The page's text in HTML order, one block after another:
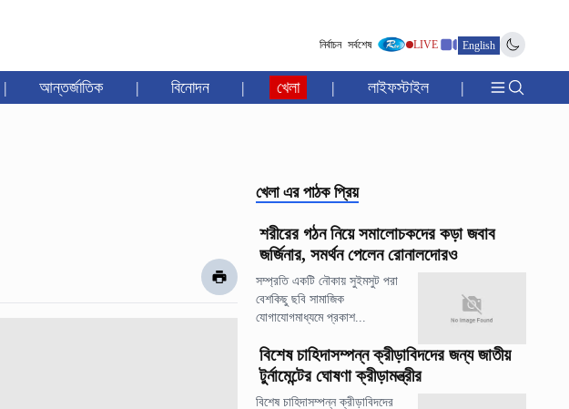
নির্বাচন সর্বশেষ LIVE English
| আন্তর্জাতিক | বিনোদন | খেলা | লাইফস্টাইল |
খেলা এর পাঠক প্রিয়
শরীরের গঠন নিয়ে সমালোচকদের কড়া জবাব
জর্জিনার, সমর্থন পেলেন রোনালদোরও
সম্প্রতি একটি নৌকায় সুইমসুট পরা
বেশকিছু ছবি সামাজিক
যোগাযোগমাধ্যমে প্রকাশ...
বিশেষ চাহিদাসম্পন্ন ক্রীড়াবিদদের জন্য জাতীয়
টুর্নামেন্টের ঘোষণা ক্রীড়ামন্ত্রীর
বিশেষ চাহিদাসম্পন্ন ক্রীড়াবিদদের